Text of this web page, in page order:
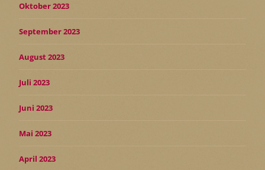
Oktober 2023
September 2023
August 2023
Juli 2023
Juni 2023
Mai 2023
April 2023